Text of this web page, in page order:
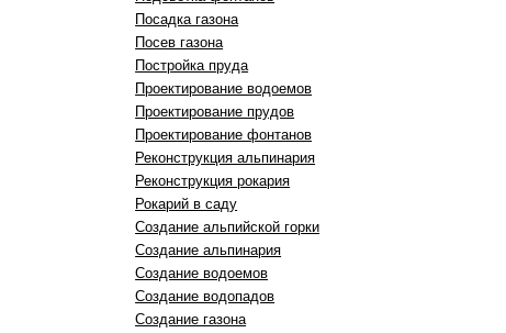
Посадка газона
Посев газона
Постройка пруда
Проектирование водоемов
Проектирование прудов
Проектирование фонтанов
Реконструкция альпинария
Реконструкция рокария
Рокарий в саду
Создание альпийской горки
Создание альпинария
Создание водоемов
Создание водопадов
Создание газона